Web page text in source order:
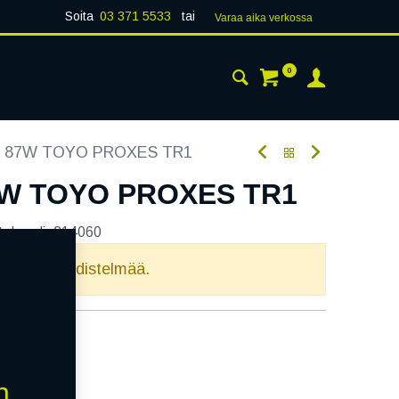
Soita 03 371 5533 tai Varaa aika verk​​​​ossa
0
87W TOYO PROXES TR1
TOYO PROXES TR1
214060
yhdistelmää.